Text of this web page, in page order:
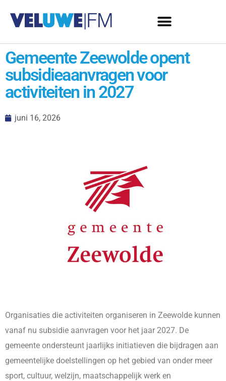
Gemeente Zeewolde opent
subsidieaanvragen voor
activiteiten in 2027
juni 16, 2026
Organisaties die activiteiten organiseren in Zeewolde kunnen
vanaf nu subsidie aanvragen voor het jaar 2027. De
gemeente ondersteunt jaarlijks initiatieven die bijdragen aan
gemeentelijke doelstellingen op het gebied van onder meer
sport, cultuur, welzijn, maatschappelijk werk en